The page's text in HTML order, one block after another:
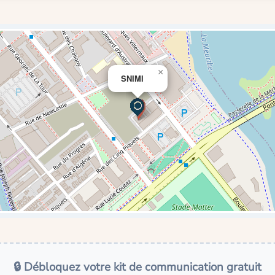
SNIMI
×
🔒 Débloquez votre kit de communication gratuit